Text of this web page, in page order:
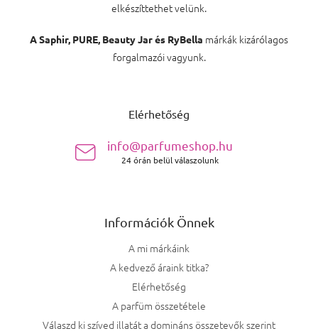
elkészíttethet velünk.
A Saphir, PURE, Beauty Jar és RyBella márkák kizárólagos
forgalmazói vagyunk.
Elérhetőség
info@parfumeshop.hu
24 órán belül válaszolunk
Információk Önnek
A mi márkáink
A kedvező áraink titka?
Elérhetőség
A parfüm összetétele
Válaszd ki szíved illatát a domináns összetevők szerint